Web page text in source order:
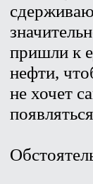
пришли к
нефти,
не хочет